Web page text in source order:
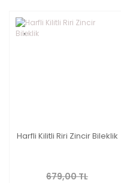
Harfli Kilitli Riri Zincir Bileklik
679,00 TL